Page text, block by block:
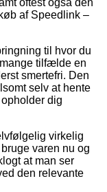
af Speedlink –
til hvor du
tilfælde en
smertefri. Den
selv at hente
dig
virkelig
varen nu og
at man ser
den relevante